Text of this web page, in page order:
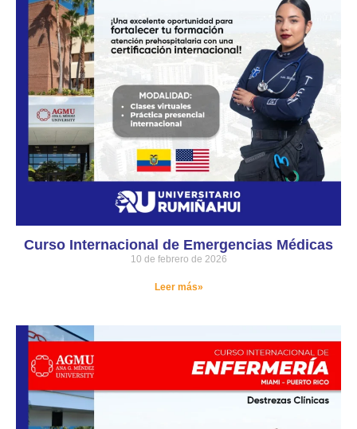
Curso Internacional de Emergencias Médicas
10 de febrero de 2026
Leer más»